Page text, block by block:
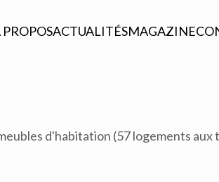
PROPOSACTUALITÉSMAGAZINE
d'habitation (57 logements aux